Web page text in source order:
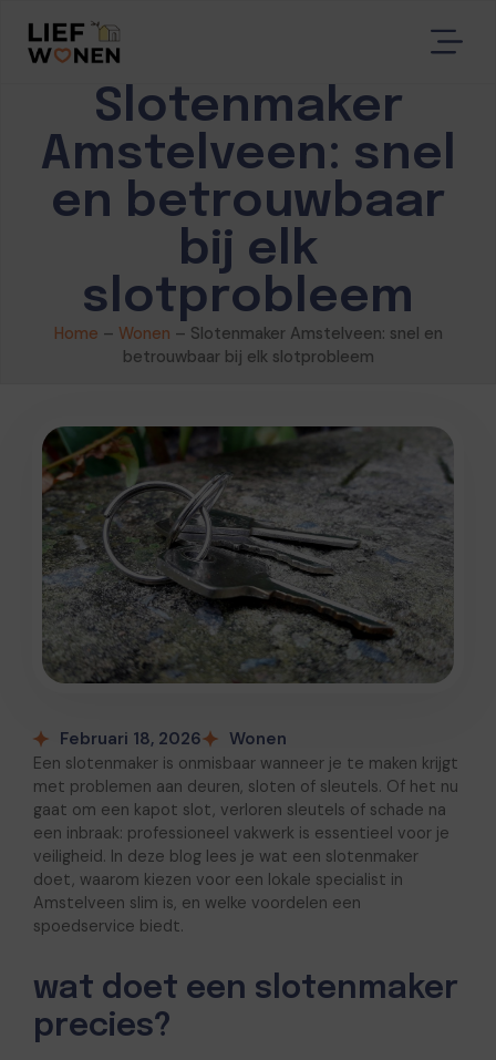
Slotenmaker
Amstelveen: snel
en betrouwbaar
bij elk
slotprobleem
Home – Wonen – Slotenmaker Amstelveen: snel en
betrouwbaar bij elk slotprobleem
Februari 18, 2026 Wonen
Een slotenmaker is onmisbaar wanneer je te maken krijgt
met problemen aan deuren, sloten of sleutels. Of het nu
gaat om een kapot slot, verloren sleutels of schade na
een inbraak: professioneel vakwerk is essentieel voor je
veiligheid. In deze blog lees je wat een slotenmaker
doet, waarom kiezen voor een lokale specialist in
Amstelveen slim is, en welke voordelen een
spoedservice biedt.
wat doet een slotenmaker
precies?